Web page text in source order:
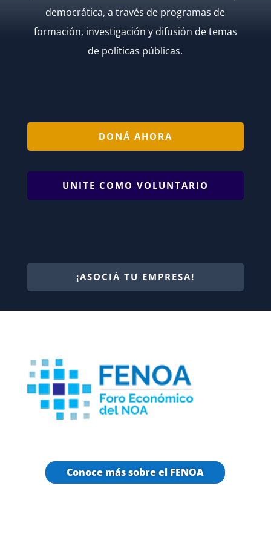
democrática, a través de programas de
formación, investigación y difusión de temas
de políticas públicas.
DONÁ AHORA
UNITE COMO VOLUNTARIO
¡ASOCIÁ TU EMPRESA!
Conoce más sobre el FENOA